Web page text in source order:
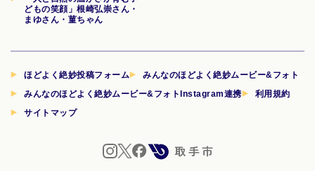
どもの笑顔」根崎弘崇さん・
まゆさん・菫ちゃん
ほどよく絶妙投稿フォーム
みんなのほどよく絶妙ムービー&フォト
みんなのほどよく絶妙ムービー&フォトInstagram連携
利用規約
サイトマップ